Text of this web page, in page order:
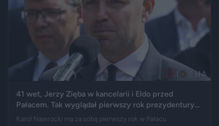
41 wet, Jerzy Zięba w kancelarii i Eldo przed
Pałacem. Tak wyglądał pierwszy rok prezydentury
Karola Nawrockiego
Karol Nawrocki ma za sobą pierwszy rok w Pałacu